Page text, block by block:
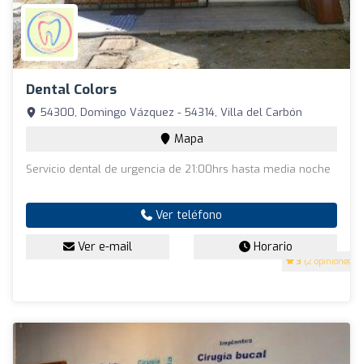
Dental Colors
3 (2 opiniones)
54300, Domingo Vázquez - 54314, Villa del Carbón
Mapa
Servicio dental de urgencia de 21:00hrs hasta media noche
Ver teléfono
Ver e-mail Horario